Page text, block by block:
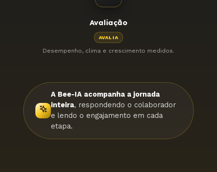
Avaliação
AVALIA
Desempenho, clima e crescimento medidos.
A Bee-IA acompanha a jornada
inteira, respondendo o colaborador
e lendo o engajamento em cada
etapa.